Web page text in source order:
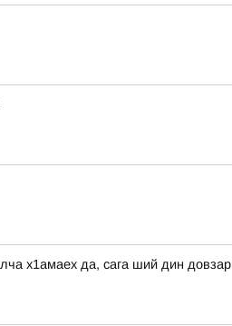
х1амаех да, сага ший дин довзар